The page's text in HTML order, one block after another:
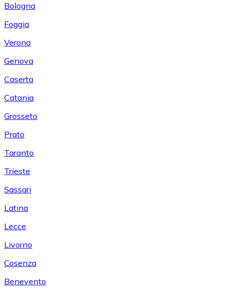
Bologna
Foggia
Verona
Genova
Caserta
Catania
Grosseto
Prato
Taranto
Trieste
Sassari
Latina
Lecce
Livorno
Cosenza
Benevento